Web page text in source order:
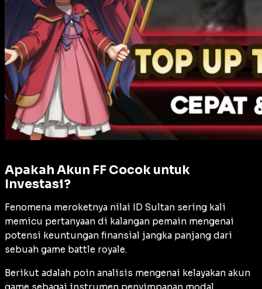
Apakah Akun FF Cocok untuk
Investasi?
Fenomena meroketnya nilai ID Sultan sering kali
memicu pertanyaan di kalangan pemain mengenai
potensi keuntungan finansial jangka panjang dari
sebuah game battle royale.
Berikut adalah poin analisis mengenai kelayakan akun